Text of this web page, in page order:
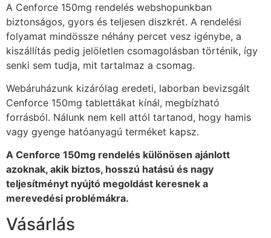
A Cenforce 150mg rendelés webshopunkban
biztonságos, gyors és teljesen diszkrét. A rendelési
folyamat mindössze néhány percet vesz igénybe, a
kiszállítás pedig jelöletlen csomagolásban történik, így
senki sem tudja, mit tartalmaz a csomag.
Webáruházunk kizárólag eredeti, laborban bevizsgált
Cenforce 150mg tablettákat kínál, megbízható
forrásból. Nálunk nem kell attól tartanod, hogy hamis
vagy gyenge hatóanyagú terméket kapsz.
A Cenforce 150mg rendelés különösen ajánlott
azoknak, akik biztos, hosszú hatású és nagy
teljesítményt nyújtó megoldást keresnek a
merevedési problémákra.
Vásárlás